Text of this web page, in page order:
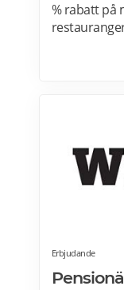
% rabatt på
helgdagar
nyårspaket
Erbjudande